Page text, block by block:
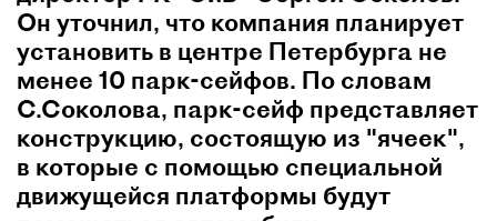
Он уточнил, что компания планирует
установить в центре Петербурга не
менее 10 парк-сейфов. По словам
С.Соколова, парк-сейф представляет
конструкцию, состоящую из "ячеек",
в которые с помощью специальной
движущейся платформы будут